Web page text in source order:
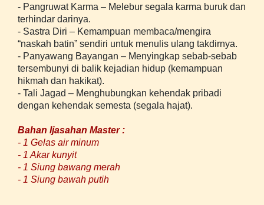
- Pangruwat Karma – Melebur segala karma buruk dan
terhindar darinya.
- Sastra Diri – Kemampuan membaca/mengira
“naskah batin” sendiri untuk menulis ulang takdirnya.
- Panyawang Bayangan – Menyingkap sebab-sebab
tersembunyi di balik kejadian hidup (kemampuan
hikmah dan hakikat).
- Tali Jagad – Menghubungkan kehendak pribadi
dengan kehendak semesta (segala hajat).
Bahan Ijasahan Master :
- 1 Gelas air minum
- 1 Akar kunyit
- 1 Siung bawang merah
- 1 Siung bawah putih